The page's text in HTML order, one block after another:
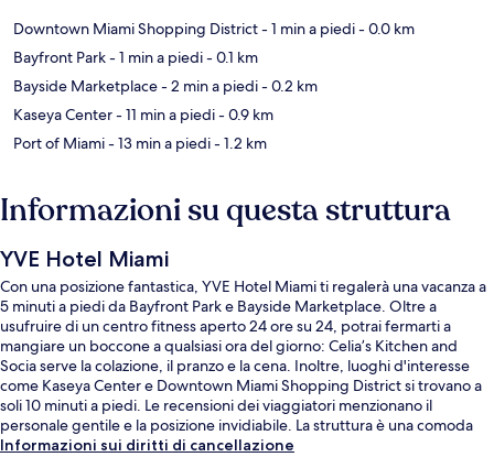
Downtown Miami Shopping District- 1 min a piedi- 0.0 km
Bayfront Park- 1 min a piedi- 0.1 km
Bayside Marketplace- 2 min a piedi- 0.2 km
Kaseya Center- 11 min a piedi- 0.9 km
Port of Miami- 13 min a piedi- 1.2 km
Informazioni su questa struttura
YVE Hotel Miami
Con una posizione fantastica, YVE Hotel Miami ti regalerà una vacanza a
5 minuti a piedi da Bayfront Park e Bayside Marketplace. Oltre a
usufruire di un centro fitness aperto 24 ore su 24, potrai fermarti a
mangiare un boccone a qualsiasi ora del giorno: Celia’s Kitchen and
Socia serve la colazione, il pranzo e la cena. Inoltre, luoghi d'interesse
come Kaseya Center e Downtown Miami Shopping District si trovano a
soli 10 minuti a piedi. Le recensioni dei viaggiatori menzionano il
personale gentile e la posizione invidiabile. La struttura è una comoda
base per spostarsi con i mezzi pubblici: Stazione di First Street
Informazioni sui diritti di cancellazione